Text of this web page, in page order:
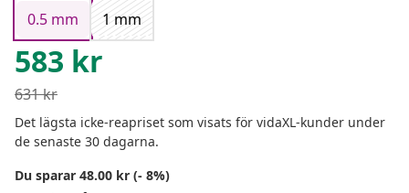
0.5 mm
1 mm
583 kr
631kr
Det lägsta icke-reapriset som visats för vidaXL-kunder under
de senaste 30 dagarna.
Du sparar 48.00 kr (- 8%)